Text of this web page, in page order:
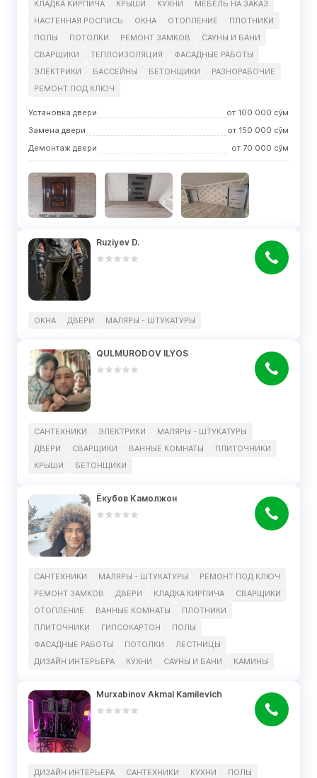
КЛАДКА КИРПИЧА
КРЫШИ КУХНИ
МЕБЕЛЬ НА ЗАКАЗ
НАСТЕННАЯ РОСПИСЬ
ОКНА ОТОПЛЕНИЕ
ПЛОТНИКИ
ПОЛЫ
ПОТОЛКИ РЕМОНТ ЗАМКОВ
САУНЫ И БАНИ
СВАРЩИКИ
ТЕПЛОИЗОЛЯЦИЯ
ФАСАДНЫЕ РАБОТЫ
ЭЛЕКТРИКИ
БАССЕЙНЫ БЕТОНЩИКИ
РАЗНОРАБОЧИЕ
РЕМОНТ ПОД КЛЮЧ
Установка двери от 100 000 сўм
Замена двери
от 150 000 сўм
Демонтаж двери
от 70 000 сўм
Ruziyev D.
ОКНА ДВЕРИ МАЛЯРЫ - ШТУКАТУРЫ
QULMURODOV ILYOS
САНТЕХНИКИ ЭЛЕКТРИКИ
МАЛЯРЫ - ШТУКАТУРЫ
ДВЕРИ
СВАРЩИКИ ВАННЫЕ КОМНАТЫ
ПЛИТОЧНИКИ
КРЫШИ
БЕТОНЩИКИ
Ёкубов Камолжон
САНТЕХНИКИ МАЛЯРЫ - ШТУКАТУРЫ
РЕМОНТ ПОД КЛЮЧ
РЕМОНТ ЗАМКОВ
ДВЕРИ КЛАДКА КИРПИЧА
СВАРЩИКИ
ОТОПЛЕНИЕ
ВАННЫЕ КОМНАТЫ
ПЛОТНИКИ
ПЛИТОЧНИКИ
ГИПСОКАРТОН
ПОЛЫ
ФАСАДНЫЕ РАБОТЫ
ПОТОЛКИ
ЛЕСТНИЦЫ
ДИЗАЙН ИНТЕРЬЕРА
КУХНИ САУНЫ И БАНИ КАМИНЫ
Murxabinov Akmal Kamilevich
ДИЗАЙН ИНТЕРЬЕРА САНТЕХНИКИ КУХНИ
ПОЛЫ